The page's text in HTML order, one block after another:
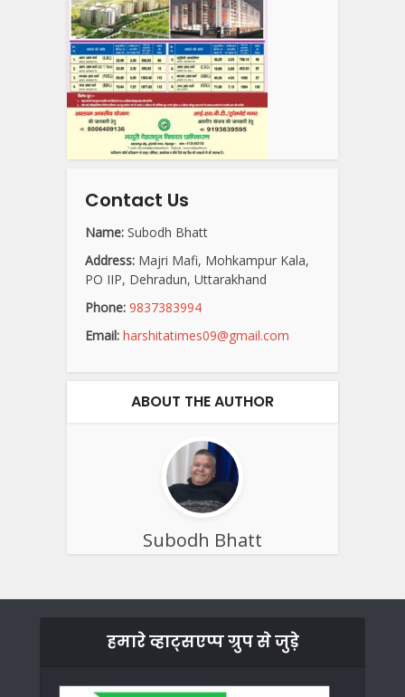
Contact Us
Name: Subodh Bhatt
Address: Majri Mafi, Mohkampur Kala,
PO IIP, Dehradun, Uttarakhand
Phone: 9837383994
Email: harshitatimes09@gmail.com
ABOUT THE AUTHOR
Subodh Bhatt
हमारे व्हाट्सएप्प ग्रुप से जुड़े